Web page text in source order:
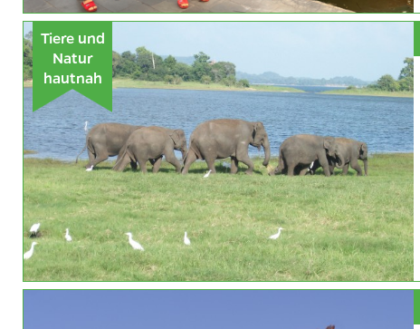
Tiere und
Natur
hautnah